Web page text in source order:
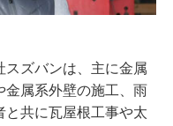
スズバンは、主に金属
金属系外壁の施工、雨
と共に瓦屋根工事や太